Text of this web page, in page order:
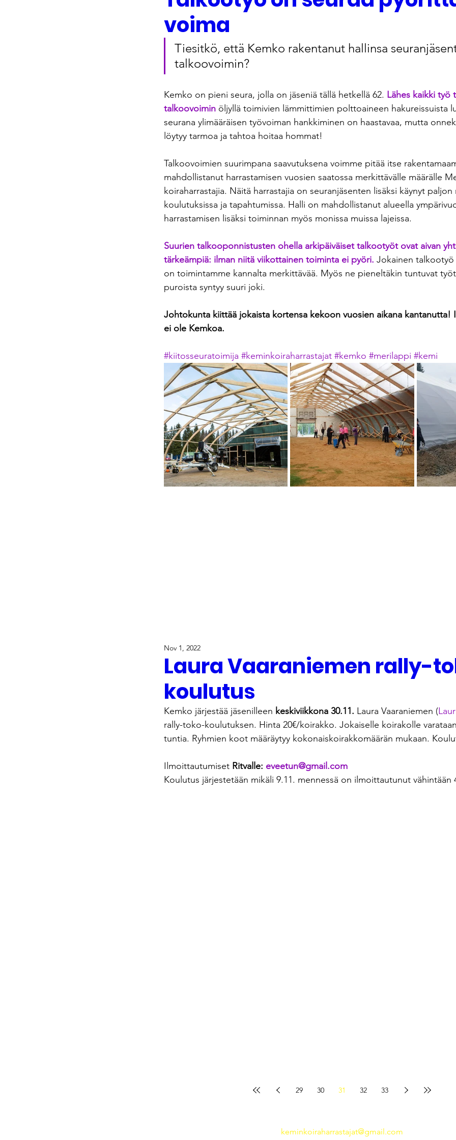
voima
Tiesitkö, että Kemko rakentanut hallinsa
talkoovoimin?
Kemko on pieni seura, jolla on jäseniä tällä hetkellä 62. Lähes kaikki työ
talkoovoimin öljyllä toimivien lämmittimien polttoaineen hakureissuista
seurana ylimääräisen työvoiman hankkiminen on haastavaa, mutta
löytyy tarmoa ja tahtoa hoitaa hommat!
Talkoovoimien suurimpana saavutuksena voimme pitää itse
mahdollistanut harrastamisen vuosien saatossa merkittävälle määrälle
koiraharrastajia. Näitä harrastajia on seuranjäsenten lisäksi käynyt
koulutuksissa ja tapahtumissa. Halli on mahdollistanut alueella
harrastamisen lisäksi toiminnan myös monissa muissa lajeissa.
Suurien talkooponnistusten ohella arkipäiväiset talkootyöt ovat aivan
tärkeämpiä: ilman niitä viikottainen toiminta ei pyöri. Jokainen
on toimintamme kannalta merkittävää. Myös ne pieneltäkin tuntuvat
puroista syntyy suuri joki.
Johtokunta kiittää jokaista kortensa kekoon vuosien aikana kantanutta!
ei ole Kemkoa.
#kiitosseuratoimija #keminkoiraharrastajat #kemko #merilappi #kemi
Laura Vaaraniemen rally-
koulutus
Nov 1, 2022
Kemko järjestää jäsenilleen keskiviikkona 30.11. Laura Vaaraniemen (
rally-toko-koulutuksen. Hinta 20€/koirakko. Jokaiselle koirakolle
tuntia. Ryhmien koot määräytyy kokonaiskoirakkomäärän mukaan.
Ilmoittautumiset Ritvalle: eveetun@gmail.com
Koulutus järjestetään mikäli 9.11. mennessä on ilmoittautunut vähintään
29 30 31 32 33
keminkoiraharrastajat@gmail.com